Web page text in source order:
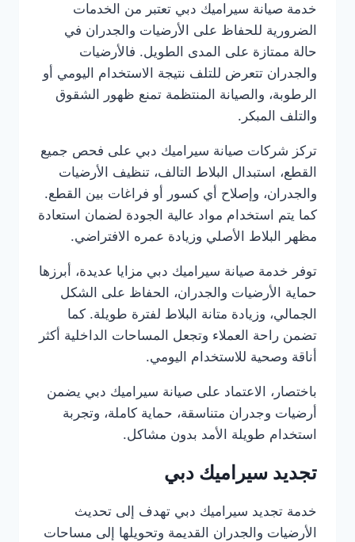
خدمة صيانة سيراميك دبي تعتبر من الخدمات
الضرورية للحفاظ على الأرضيات والجدران في
حالة ممتازة على المدى الطويل. فالأرضيات
والجدران تتعرض للتلف نتيجة الاستخدام اليومي أو
الرطوبة، والصيانة المنتظمة تمنع ظهور الشقوق
والتلف المبكر.
تركز شركات صيانة سيراميك دبي على فحص جميع
القطع، استبدال البلاط التالف، تنظيف الأرضيات
والجدران، وإصلاح أي كسور أو فراغات بين القطع.
كما يتم استخدام مواد عالية الجودة لضمان استعادة
مظهر البلاط الأصلي وزيادة عمره الافتراضي.
توفر خدمة صيانة سيراميك دبي مزايا عديدة، أبرزها
حماية الأرضيات والجدران، الحفاظ على الشكل
الجمالي، وزيادة متانة البلاط لفترة طويلة. كما
تضمن راحة العملاء وتجعل المساحات الداخلية أكثر
أناقة وصحية للاستخدام اليومي.
باختصار، الاعتماد على صيانة سيراميك دبي يضمن
أرضيات وجدران متناسقة، حماية كاملة، وتجربة
استخدام طويلة الأمد بدون مشاكل.
تجديد سيراميك دبي
خدمة تجديد سيراميك دبي تهدف إلى تحديث
الأرضيات والجدران القديمة وتحويلها إلى مساحات